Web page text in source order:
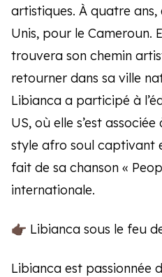
artistiques. À quatre
Unis, pour le Cameroun.
trouvera son chemin
retourner dans sa ville
Libianca a participé à
US, où elle s’est
style afro soul captivant
fait de sa chanson «
internationale.
👉🏿 Libianca sous le feu
Libianca est passionnée